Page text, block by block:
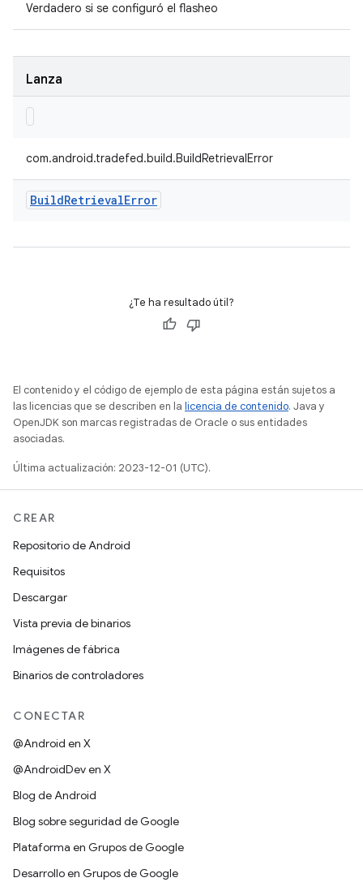
Verdadero si se configuró el flasheo
Lanza
com.android.tradefed.build.BuildRetrievalError
BuildRetrievalError
¿Te ha resultado útil?
El contenido y el código de ejemplo de esta página están sujetos a
las licencias que se describen en la licencia de contenido. Java y
OpenJDK son marcas registradas de Oracle o sus entidades
asociadas.
Última actualización: 2023-12-01 (UTC).
CREAR
Repositorio de Android
Requisitos
Descargar
Vista previa de binarios
Imágenes de fábrica
Binarios de controladores
CONECTAR
@Android en X
@AndroidDev en X
Blog de Android
Blog sobre seguridad de Google
Plataforma en Grupos de Google
Desarrollo en Grupos de Google